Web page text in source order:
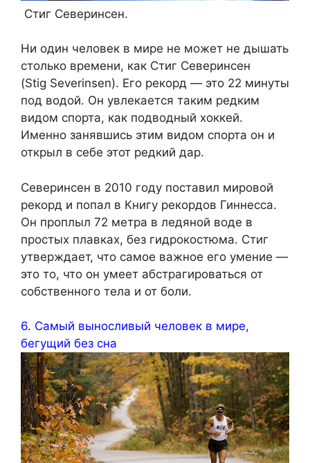
Стиг Северинсен.
Ни один человек в мире не может не дышать
столько времени, как Стиг Северинсен
(Stig Severinsen). Его рекорд — это 22 минуты
под водой. Он увлекается таким редким
видом спорта, как подводный хоккей.
Именно занявшись этим видом спорта он и
открыл в себе этот редкий дар.
Северинсен в 2010 году поставил мировой
рекорд и попал в Книгу рекордов Гиннесса.
Он проплыл 72 метра в ледяной воде в
простых плавках, без гидрокостюма. Стиг
утверждает, что самое важное его умение —
это то, что он умеет абстрагироваться от
собственного тела и от боли.
6. Самый выносливый человек в мире,
бегущий без сна